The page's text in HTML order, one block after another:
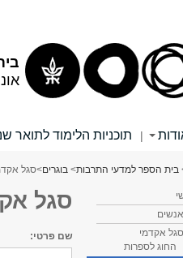
| תוכניות הלימוד לתואר
נמצא כאן
בית הספר למדעי התרבות> בוגרים>סגל
אנשים
סגל אקדמי
החוג לספרות
סגל
שם פרטי: